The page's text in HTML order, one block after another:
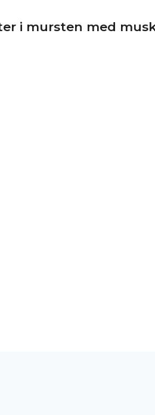
i mursten med